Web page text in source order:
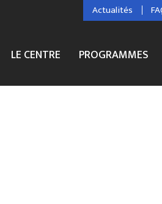
Actualités
LE CENTRE PROGRAMMES